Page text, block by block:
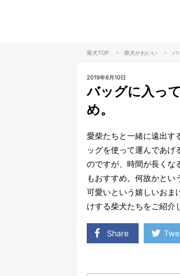
柴犬TOP > 柴犬かわいい > バ
2019年6月10日
バッグに入っ
め。
愛柴たちと一緒に遠出す
ッグを使って運んであげ
のですが、時間が長くな
もおすすめ。何故かとい
可愛いという嬉しいおま
けする柴犬たちをご紹介
Share